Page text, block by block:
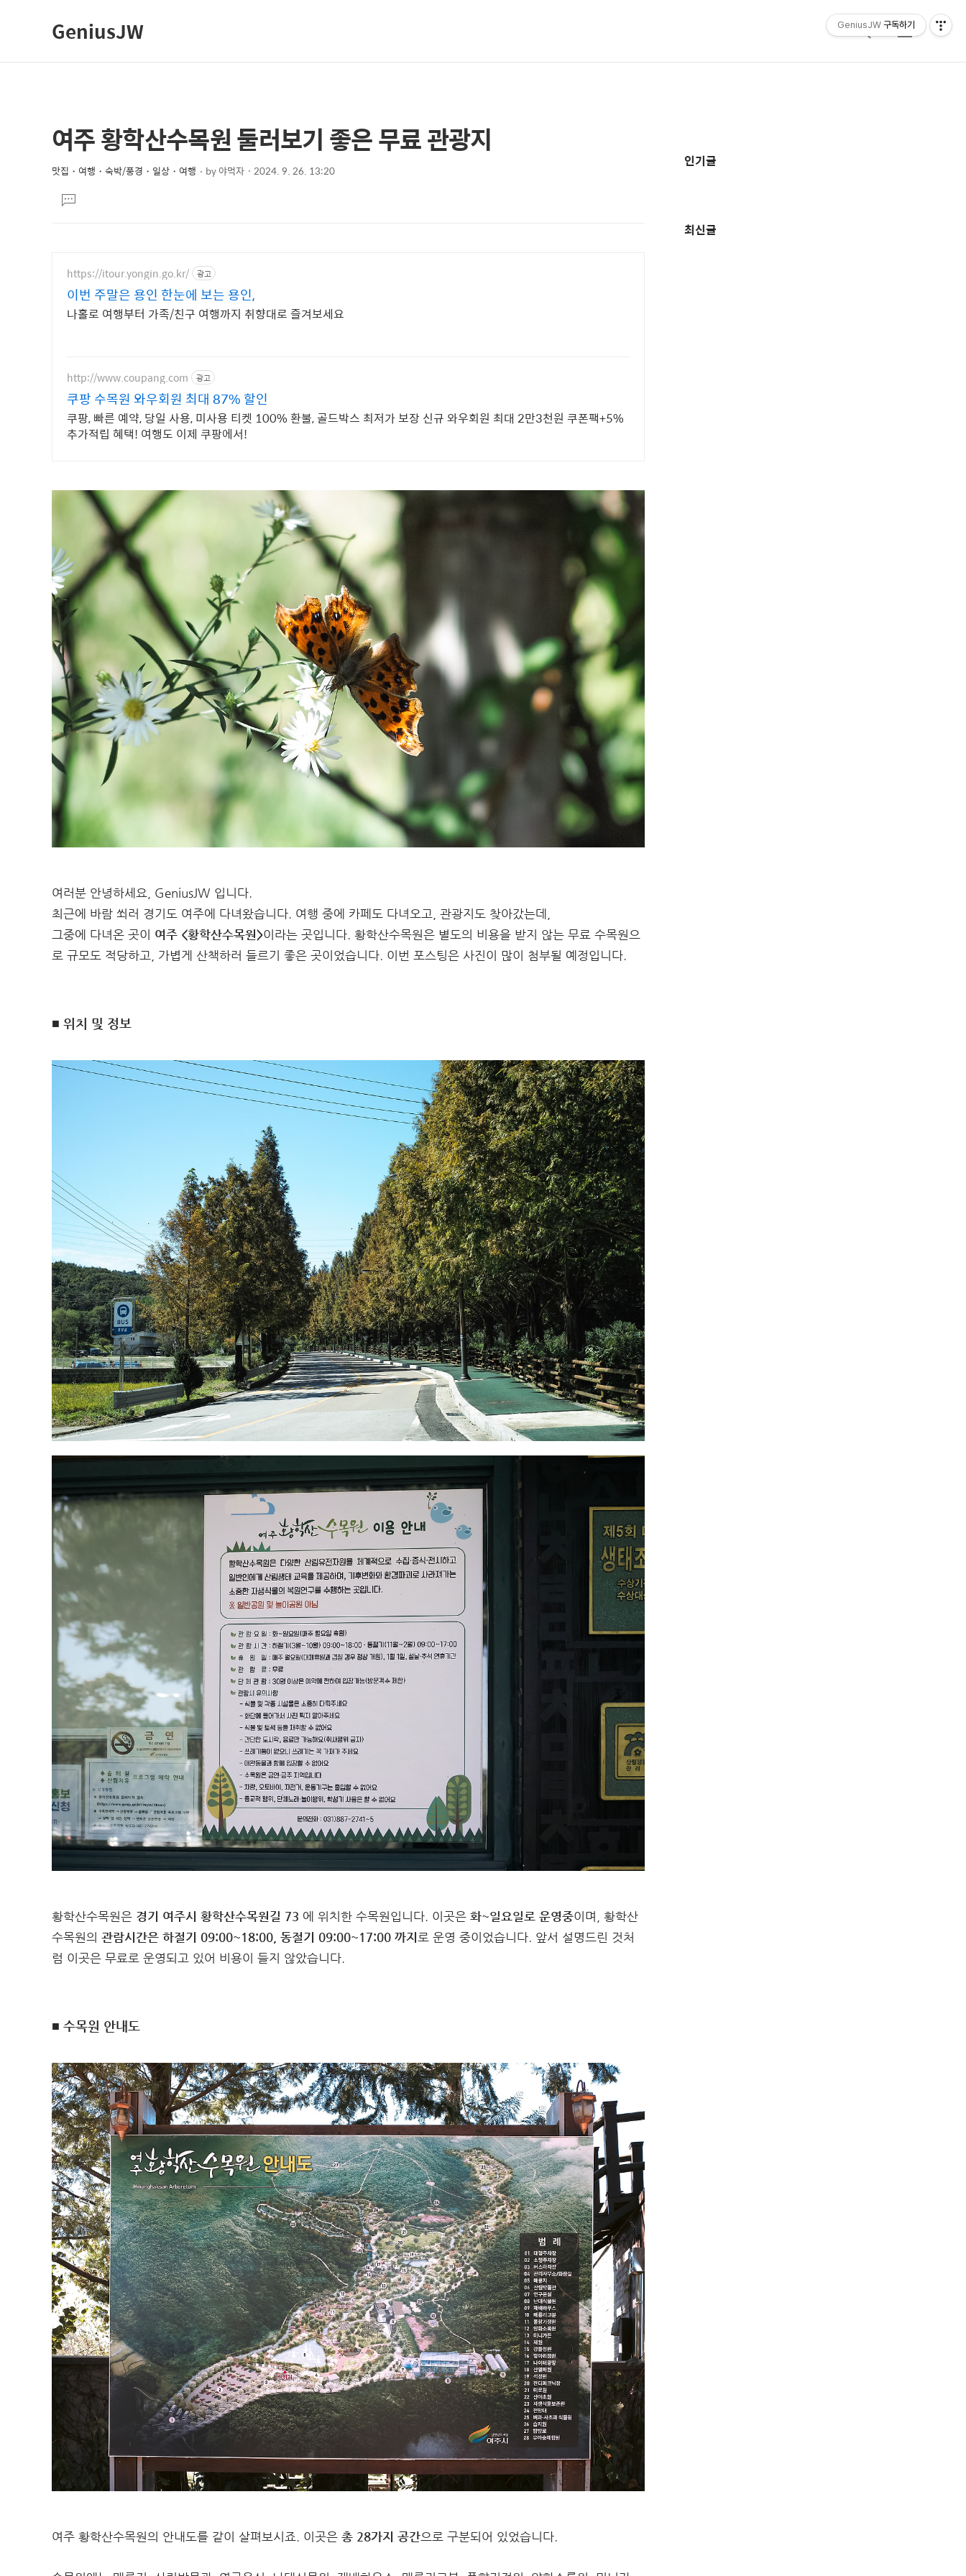
GeniusJW
검
메
상
컨
텐
본
문
제
여주 황학산수목원 둘러보기 좋은 무료 관광지
맛집・여행・숙박/풍경・일상・여행 by야먹자 2024. 9. 26. 13:20
문댓
글
https://itour.yongin.go.kr/ 광고
이번 주말은 용인 한눈에 보는 용인,
나홀로 여행부터 가족/친구 여행까지 취향대로 즐겨보세요
http://www.coupang.com 광고
쿠팡 수목원 와우회원 최대 87% 할인
쿠팡, 빠른 예약, 당일 사용, 미사용 티켓 100% 환불, 골드박스 최저가 보장 신규 와우회원 최대 2만3천원 쿠폰팩+5%
추가적립 혜택! 여행도 이제 쿠팡에서!
여러분 안녕하세요, GeniusJW 입니다.
최근에 바람 쐬러 경기도 여주에 다녀왔습니다. 여행 중에 카페도 다녀오고, 관광지도 찾아갔는데,
그중에 다녀온 곳이 여주 <황학산수목원>이라는 곳입니다. 황학산수목원은 별도의 비용을 받지 않는 무료 수목원으
로 규모도 적당하고, 가볍게 산책하러 들르기 좋은 곳이었습니다. 이번 포스팅은 사진이 많이 첨부될 예정입니다.
■ 위치 및 정보
황학산수목원은 경기 여주시 황학산수목원길 73 에 위치한 수목원입니다. 이곳은 화~일요일로 운영중이며, 황학산
수목원의 관람시간은 하절기 09:00~18:00, 동절기 09:00~17:00 까지 로 운영 중이었습니다. 앞서 설명드린 것처
럼 이곳은 무료로 운영되고 있어 비용이 들지 않았습니다.
■ 수목원 안내도
여주 황학산수목원의 안내도를 같이 살펴보시죠. 이곳은 총 28가지 공간으로 구분되어 있었습니다.
가
인기글
최신글
GeniusJW 구독하기